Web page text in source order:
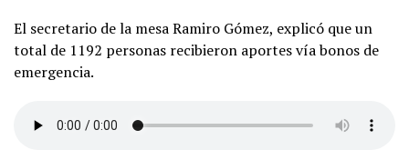
El secretario de la mesa Ramiro Gómez, explicó que un
total de 1192 personas recibieron aportes vía bonos de
emergencia.